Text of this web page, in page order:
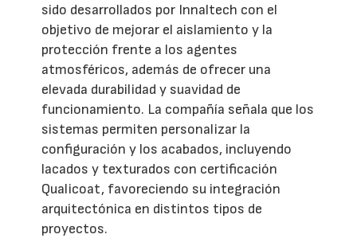
sido desarrollados por Innaltech con el
objetivo de mejorar el aislamiento y la
protección frente a los agentes
atmosféricos, además de ofrecer una
elevada durabilidad y suavidad de
funcionamiento. La compañía señala que los
sistemas permiten personalizar la
configuración y los acabados, incluyendo
lacados y texturados con certificación
Qualicoat, favoreciendo su integración
arquitectónica en distintos tipos de
proyectos.